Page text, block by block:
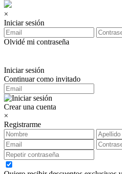
×
Iniciar sesión
Olvidé mi contraseña
Iniciar sesión
Continuar como invitado
Crear una cuenta
×
Registrarme